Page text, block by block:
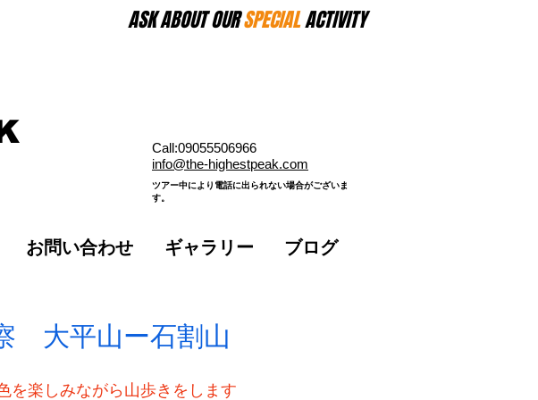
ASK ABOUT OURSPECIALACTIVITY
Call:09055506966
​info@the-highestpeak.com
​ツアー中により電話に出られない場合がございま
す。​
お問い合わせ ギャラリー ブログ
大平山ー石割山
を楽しみながら山歩きをします